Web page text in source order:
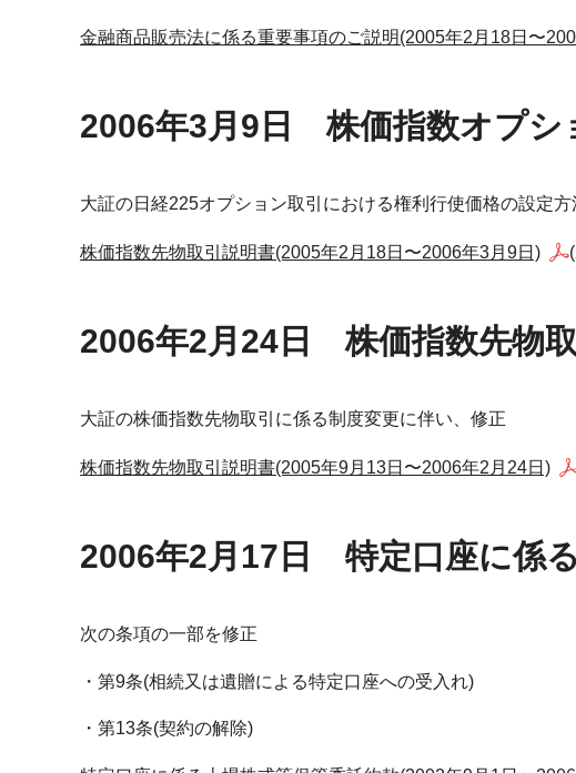
金融商品販売法に係る重要事項のご説明(2005年2月18日〜
2006年3月9日 株価指数オプシ
大証の日経225オプション取引における権利行使価格の設定
株価指数先物取引説明書(2005年2月18日〜2006年3月9日)
2006年2月24日 株価指数先物
大証の株価指数先物取引に係る制度変更に伴い、修正
株価指数先物取引説明書(2005年9月13日〜2006年2月24日)
2006年2月17日 特定口座に係
次の条項の一部を修正
第9条(相続又は遺贈による特定口座への受入れ)
第13条(契約の解除)